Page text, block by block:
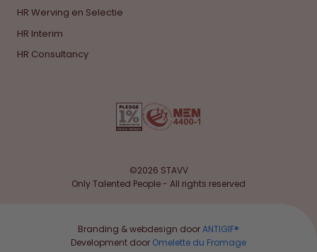
HR Werving en Selectie
HR Interim
HR Consultancy
©2026 STAVV
Only Talented People - All rights reserved
Branding & webdesign doorANTIGIF®
Development door Omelette du Fromage